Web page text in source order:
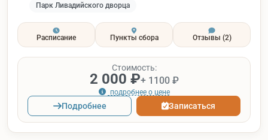
Парк Ливадийского дворца
Расписание Пункты сбора Отзывы (2)
Стоимость:
2 000 ₽+ 1100 ₽
подробнее о цене
Подробнее Записаться